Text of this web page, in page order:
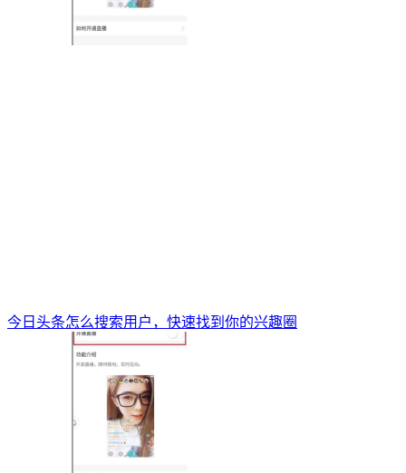
今日头条怎么搜索用户，快速找到你的兴趣圈